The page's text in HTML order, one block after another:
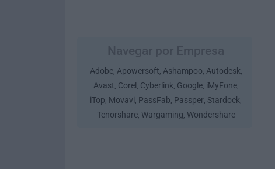
Adobe, Apowersoft, Ashampoo, Autodesk,
Avast, Corel , Cyberlink, Google, iMyFone,
iTop, Movavi, PassFab, Passper, Stardock,
Tenorshare, Wargaming, Wondershare